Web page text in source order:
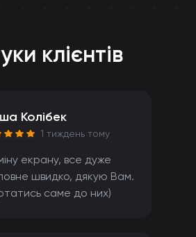
клієнтів
Колібек
1 тиждень тому
екрану, все дуже
швидко, дякую Вам.
саме до них)